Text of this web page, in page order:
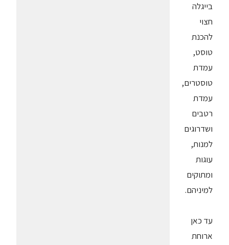
בייגלה
חצוי
להכנת
טוסט,
עמדת
טוסטרים,
עמדת
רטבים
ושדרוגים
למנות,
עוגות
ומתוקים
למיניהם.
עד כאן
ארוחת